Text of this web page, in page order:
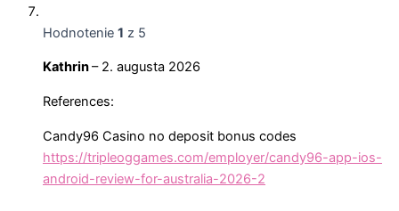
Hodnotenie 1 z 5
Kathrin– 2. augusta 2026
References:
Candy96 Casino no deposit bonus codes
https://tripleoggames.com/employer/candy96-app-ios-
android-review-for-australia-2026-2